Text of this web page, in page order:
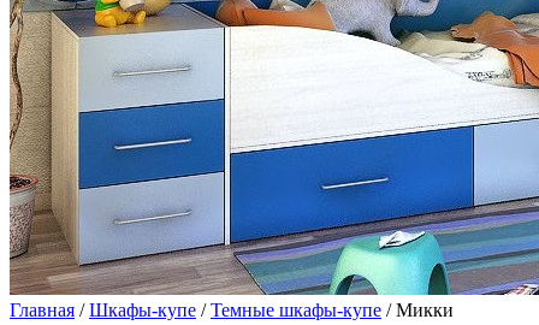
Главная /Шкафы-купе /Темные шкафы-купе / Микки